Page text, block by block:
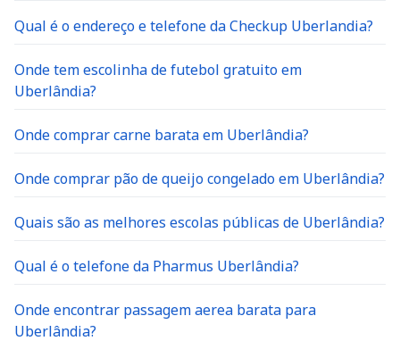
Qual é o endereço e telefone da Checkup Uberlandia?
Onde tem escolinha de futebol gratuito em
Uberlândia?
Onde comprar carne barata em Uberlândia?
Onde comprar pão de queijo congelado em Uberlândia?
Quais são as melhores escolas públicas de Uberlândia?
Qual é o telefone da Pharmus Uberlândia?
Onde encontrar passagem aerea barata para
Uberlândia?